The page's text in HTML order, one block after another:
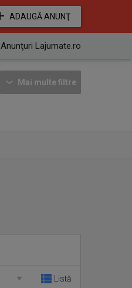
ADAUGĂ ANUNŢ
Anunţuri Lajumate.ro
Mai multe filtre
Listă